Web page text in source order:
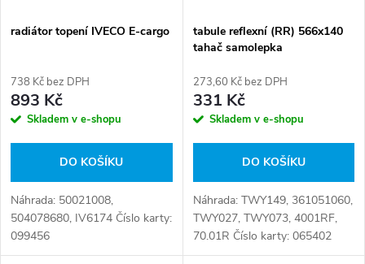
p
r
o
u
k
s
r
o
d
u
radiátor topení IVECO E-cargo
738 Kč bez DPH
893 Kč
Skladem v e-shopu
DO KOŠÍKU
Náhrada: 50021008,
504078680, IV6174 Číslo karty:
099456
tabule reflexní (RR) 566x140
tahač samolepka
273,60 Kč bez DPH
331 Kč
Skladem v e-shopu
DO KOŠÍKU
Náhrada: TWY149, 361051060,
TWY027, TWY073, 4001RF,
70.01R Číslo karty: 065402